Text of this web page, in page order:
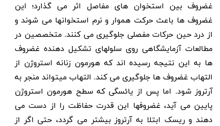
غضروف بین استخوان های مفاصل اثر می گذارد؛ این
غضروف ها باعث حرکت هموار و نرم استخوانها می شوند و
از درد حین حرکات مفصلی جلوگیری می کنند. متخصصین در
مطالعات آزمایشگاهی روی سلولهای تشکیل دهنده غضروف
ها به این نتیجه رسیده اند که هورمون زنانه استروژن از
التهاب غضروف ها جلوگیری می کند. التهاب میتواند منجر به
آرتروز شود. اما پس از یائسگی که سطح هورمون استروژن
پایین می آید، غضروفها این قدرت حفاظت را از دست می
دهند و ریسک ابتلا به آرتروز بیشتر می گردد، حتی اگر از